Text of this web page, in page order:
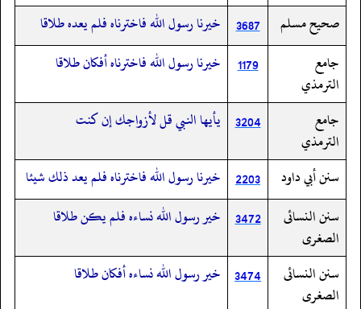
صحيح مسلم
3687
خيرنا رسول الله فاخترناه فلم يعده طلاقا
جامع
الترمذي
1179 خيرنا رسول الله فاخترناه أفكان طلاقا
جامع
الترمذي
3204 يأيها النبي قل لأزواجك إن كنت
سنن أبي داود 2203 خيرنا رسول الله فاخترناه فلم يعد ذلك شيئا
سنن النسائى
الصغرى
3472 خير رسول الله نساءه فلم يكن طلاقا
سنن النسائى
الصغرى
3474 خير رسول الله نساءه أفكان طلاقا